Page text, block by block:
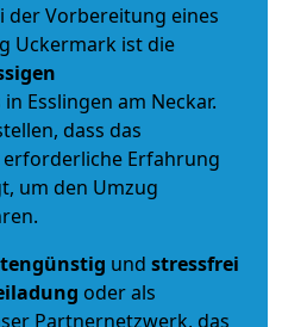
der Vorbereitung eines
Uckermark ist die
Esslingen am Neckar.
dass das
Erfahrung
um den Umzug
und stressfrei
oder als
Partnernetzwerk, das